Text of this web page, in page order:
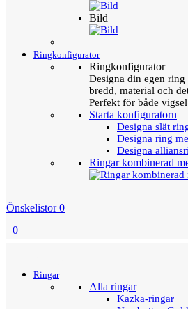
Bild
Ringkonfigurator
Ringkonfigurator
Designa din egen
bredd, material och
Perfekt för både
Starta konfiguratorn
Designa slät
Designa ring
Designa
Ringar kombinerad
Önskelistor 0
0
Ringar
Alla ringar
Kazka-ringar